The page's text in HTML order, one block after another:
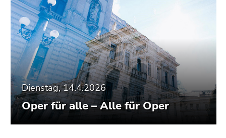
Dienstag, 14.4.2026
Oper für alle – Alle für Oper